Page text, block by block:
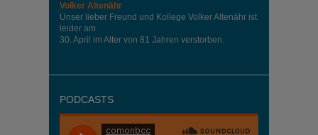
Volker Altenähr
Unser lieber Freund und Kollege Volker Altenähr ist
leider am
30. April im Alter von 81 Jahren verstorben.
PODCASTS